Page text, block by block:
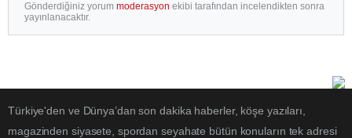
Gönderdiğiniz yorum moderasyon ekibi tarafından incelendikten sonra
yayınlanacaktır.
Türkiye'den ve Dünya’dan son dakika haberler, köşe yazıları,
magazinden siyasete, spordan seyahate bütün konuların tek adresi